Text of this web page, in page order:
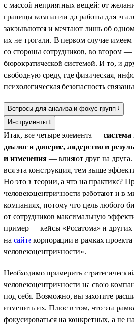
с массой неприятных вещей: от
границы компании до работы для
закрываются и мечтают лишь об
их не трогали. В первом случае имеем
со стороны сотрудников, во втором —
бюрократической системой. И то, и
свободную среду, где физическая,
психологическая безопасность
Вопросы для анализа и фокус-групп ⭣
Инструменты ⭣
Итак, все четыре элемента — система
диалог и доверие, лидерство и
и изменения — влияют друг на друга.
вся эта конструкция, тем выше
Но это в теории, а что на практике?
человекоцентричности работают и в
компаниях, потому что цель любого
от сотрудников максимальную
пример — кейсы «Росатома» и
на сайте корпорации в рамках
человекоцентричности».
Необходимо примерить
человекоцентричности на свою
под себя. Возможно, вы захотите
изменить их. Плюс в том, что эта
фокусироваться на конкретных, а не